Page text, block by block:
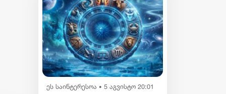
ეს საინტერესოა • 5 აგვისტო 20:01